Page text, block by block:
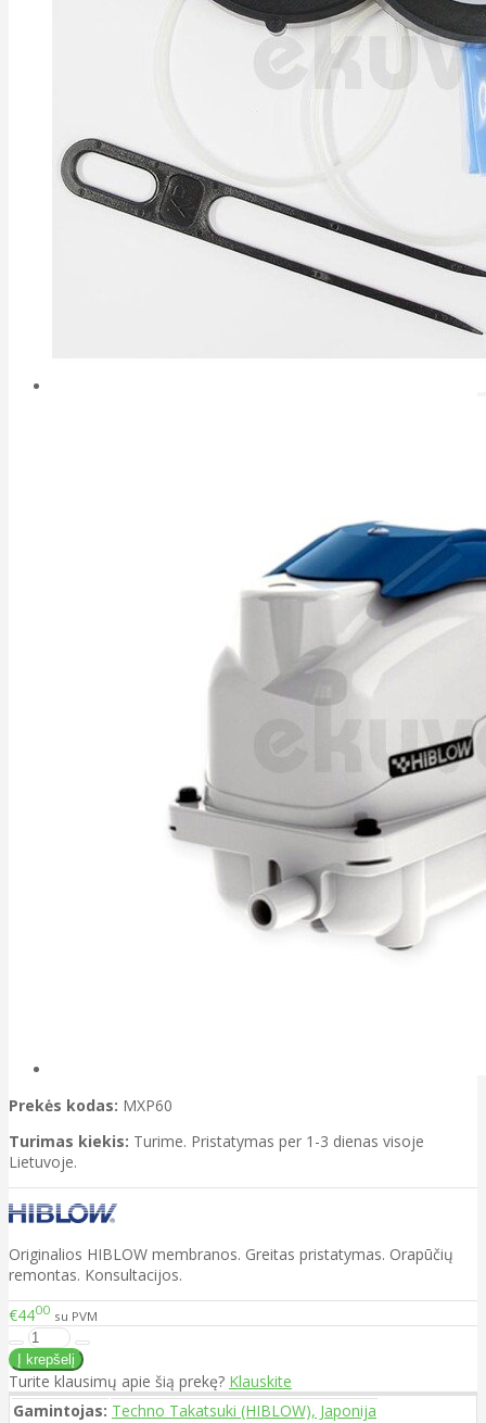
Prekės kodas: MXP60
Turimas kiekis: Turime. Pristatymas per 1-3 dienas visoje
Lietuvoje.
Originalios HIBLOW membranos. Greitas pristatymas. Orapūčių
remontas. Konsultacijos.
€4400 su PVM
Turite klausimų apie šią prekę? Klauskite
Gamintojas: Techno Takatsuki (HIBLOW), Japonija